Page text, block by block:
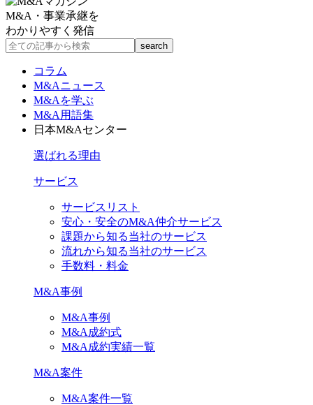
M&A・事業承継を
わかりやすく発信
コラム
M&Aニュース
M&Aを学ぶ
M&A用語集
日本M&Aセンター
選ばれる理由
サービス
サービスリスト
安心・安全のM&A仲介サービス
課題から知る当社のサービス
流れから知る当社のサービス
手数料・料金
M&A事例
M&A事例
M&A成約式
M&A成約実績一覧
M&A案件
M&A案件一覧